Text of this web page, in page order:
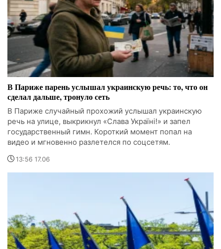
В Париже парень услышал украинскую речь: то, что он
сделал дальше, тронуло сеть
В Париже случайный прохожий услышал украинскую
речь на улице, выкрикнул «Слава Україні!» и запел
государственный гимн. Короткий момент попал на
видео и мгновенно разлетелся по соцсетям.
13:56 17.06